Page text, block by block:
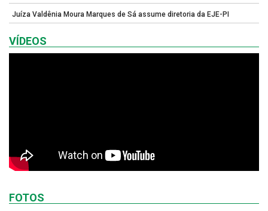
Juíza Valdênia Moura Marques de Sá assume diretoria da EJE-PI
VÍDEOS
FOTOS